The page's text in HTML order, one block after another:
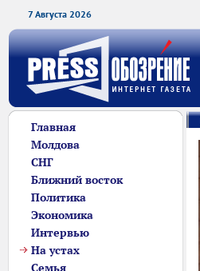
7 Августа 2026
Главная
Молдова
СНГ
Ближний восток
Политика
Экономика
Интервью
На устах
Семья